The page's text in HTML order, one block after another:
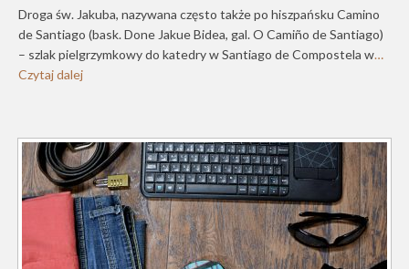
Droga św. Jakuba, nazywana często także po hiszpańsku Camino
de Santiago (bask. Done Jakue Bidea, gal. O Camiño de Santiago)
– szlak pielgrzymkowy do katedry w Santiago de Compostela w…
Czytaj dalej